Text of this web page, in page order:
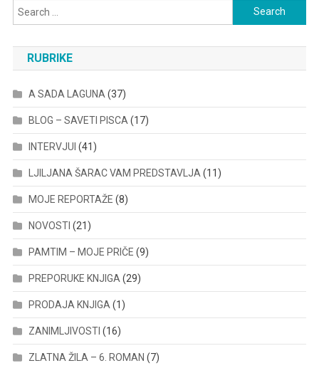
Search
for:
RUBRIKE
A SADA LAGUNA (37)
BLOG – SAVETI PISCA (17)
INTERVJUI (41)
LJILJANA ŠARAC VAM PREDSTAVLJA (11)
MOJE REPORTAŽE (8)
NOVOSTI (21)
PAMTIM – MOJE PRIČE (9)
PREPORUKE KNJIGA (29)
PRODAJA KNJIGA (1)
ZANIMLJIVOSTI (16)
ZLATNA ŽILA – 6. ROMAN (7)